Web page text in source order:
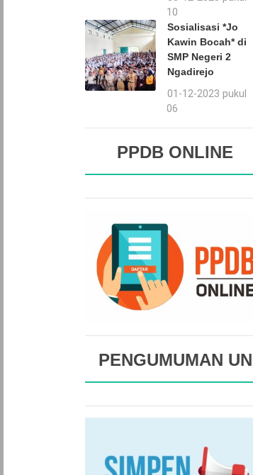
11:10
Sosialisasi *Jo
Kawin Bocah* di
SMP Negeri 2
Ngadirejo
01-12-2023 pukul
09:06
PPDB ONLINE
PENGUMUMAN UN